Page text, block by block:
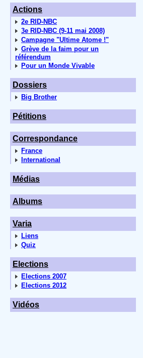
Actions
2e RID-NBC
3e RID-NBC (9-11 mai 2008)
Campagne "Ultime Atome !"
Grève de la faim pour un
référendum
Pour un Monde Vivable
Dossiers
Big Brother
Pétitions
Correspondance
France
International
Médias
Albums
Varia
Liens
Quiz
Elections
Elections 2007
Elections 2012
Vidéos